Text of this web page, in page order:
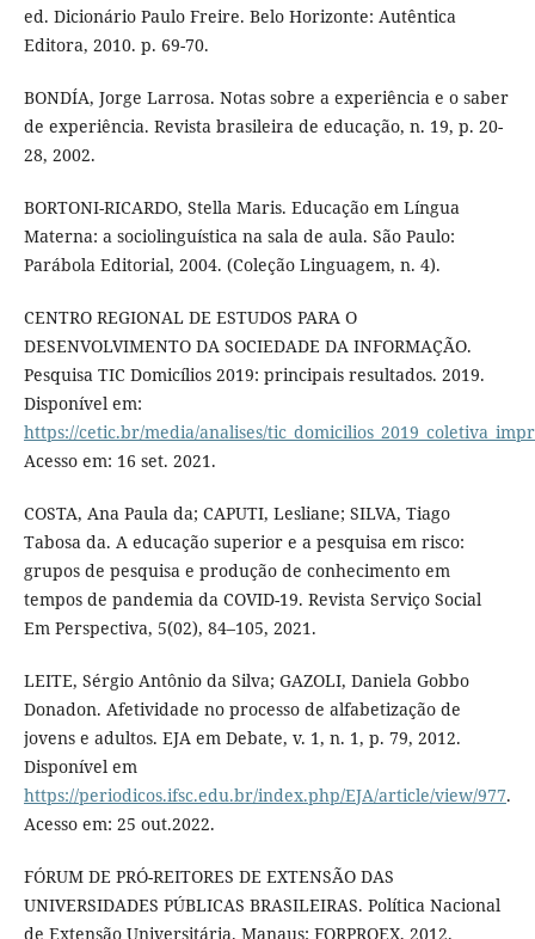
ed. Dicionário Paulo Freire. Belo Horizonte: Autêntica
Editora, 2010. p. 69-70.
BONDÍA, Jorge Larrosa. Notas sobre a experiência e o saber
de experiência. Revista brasileira de educação, n. 19, p. 20-
28, 2002.
BORTONI-RICARDO, Stella Maris. Educação em Língua
Materna: a sociolinguística na sala de aula. São Paulo:
Parábola Editorial, 2004. (Coleção Linguagem, n. 4).
CENTRO REGIONAL DE ESTUDOS PARA O
DESENVOLVIMENTO DA SOCIEDADE DA INFORMAÇÃO.
Pesquisa TIC Domicílios 2019: principais resultados. 2019.
Disponível em:
https://cetic.br/media/analises/
Acesso em: 16 set. 2021.
COSTA, Ana Paula da; CAPUTI, Lesliane; SILVA, Tiago
Tabosa da. A educação superior e a pesquisa em risco:
grupos de pesquisa e produção de conhecimento em
tempos de pandemia da COVID-19. Revista Serviço Social
Em Perspectiva, 5(02), 84–105, 2021.
LEITE, Sérgio Antônio da Silva; GAZOLI, Daniela Gobbo
Donadon. Afetividade no processo de alfabetização de
jovens e adultos. EJA em Debate, v. 1, n. 1, p. 79, 2012.
Disponível em
https://periodicos.ifsc.edu.br/index.php/EJA/article/view/977.
Acesso em: 25 out.2022.
FÓRUM DE PRÓ-REITORES DE EXTENSÃO DAS
UNIVERSIDADES PÚBLICAS BRASILEIRAS. Política Nacional
de Extensão Universitária. Manaus: FORPROEX, 2012.